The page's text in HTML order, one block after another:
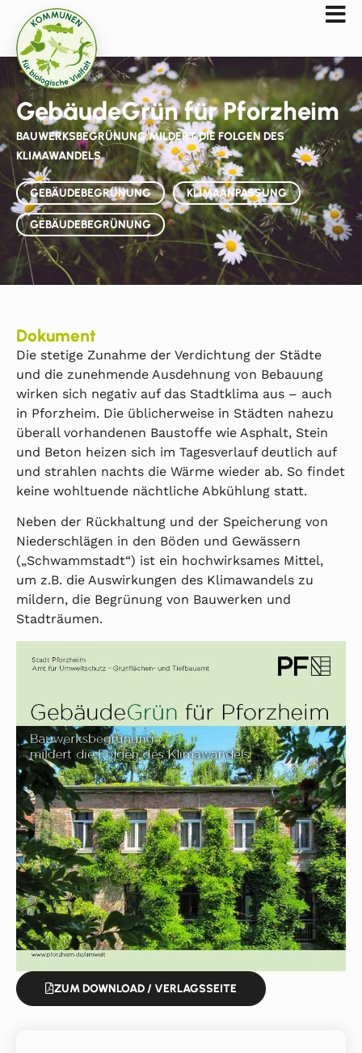
GebäudeGrün für Pforzheim
BAUWERKSBEGRÜNUNG MILDERT DIE FOLGEN DES
KLIMAWANDELS
GEBÄUDEBEGRÜNUNG KLIMAANPASSUNG
GEBÄUDEBEGRÜNUNG
Dokument
Die stetige Zunahme der Verdichtung der Städte
und die zunehmende Ausdehnung von Bebauung
wirken sich negativ auf das Stadtklima aus – auch
in Pforzheim. Die üblicherweise in Städten nahezu
überall vorhandenen Baustoffe wie Asphalt, Stein
und Beton heizen sich im Tagesverlauf deutlich auf
und strahlen nachts die Wärme wieder ab. So findet
keine wohltuende nächtliche Abkühlung statt.
Neben der Rückhaltung und der Speicherung von
Niederschlägen in den Böden und Gewässern
(„Schwammstadt“) ist ein hochwirksames Mittel,
um z.B. die Auswirkungen des Klimawandels zu
mildern, die Begrünung von Bauwerken und
Stadträumen.
ZUM DOWNLOAD / VERLAGSSEITE